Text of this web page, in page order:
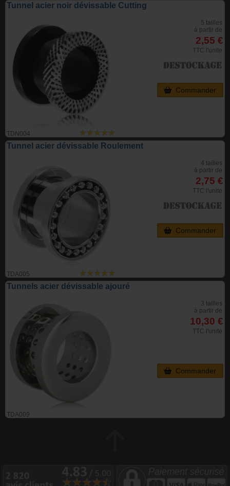
Tunnel acier noir dévissable Cutting
TDN004
5 tailles
à partir de
2,55 €
TTC l'unite
Commander
Tunnel acier dévissable Roulement
TDA005
4 tailles
à partir de
2,75 €
TTC l'unite
Commander
Tunnels acier dévissable ajouré
TDA009
3 tailles
à partir de
10,30 €
TTC l'unite
Commander